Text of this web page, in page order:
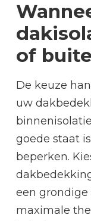
of
De keuze
uw
goede staat
beperken.
een grondige
maximale